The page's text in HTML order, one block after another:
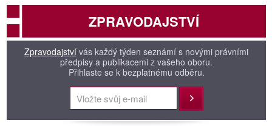
ZPRAVODAJSTVÍ
Zpravodajství vás každý týden seznámí s novými právními
předpisy a publikacemi z vašeho oboru.
Přihlaste se k bezplatnému odběru.
Přihlásit